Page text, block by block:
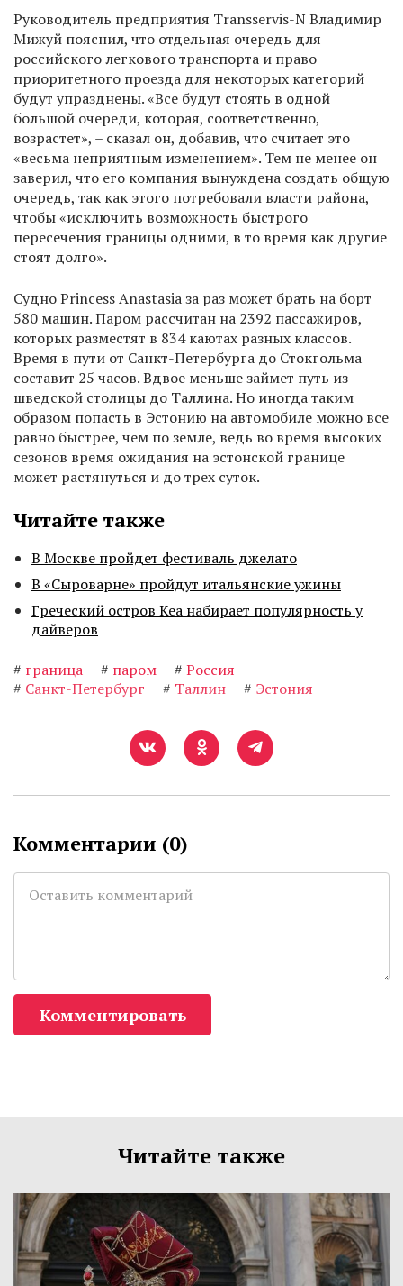
Руководитель предприятия Transservis-N Владимир
Мижуй пояснил, что отдельная очередь для
российского легкового транспорта и право
приоритетного проезда для некоторых категорий
будут упразднены. «Все будут стоять в одной
большой очереди, которая, соответственно,
возрастет», – сказал он, добавив, что считает это
«весьма неприятным изменением». Тем не менее он
заверил, что его компания вынуждена создать общую
очередь, так как этого потребовали власти района,
чтобы «исключить возможность быстрого
пересечения границы одними, в то время как другие
стоят долго».
Судно Princess Anastasia за раз может брать на борт
580 машин. Паром рассчитан на 2392 пассажиров,
которых разместят в 834 каютах разных классов.
Время в пути от Санкт-Петербурга до Стокгольма
составит 25 часов. Вдвое меньше займет путь из
шведской столицы до Таллина. Но иногда таким
образом попасть в Эстонию на автомобиле можно все
равно быстрее, чем по земле, ведь во время высоких
сезонов время ожидания на эстонской границе
может растянуться и до трех суток.
Читайте также
В Москве пройдет фестиваль джелато
В «Сыроварне» пройдут итальянские ужины
Греческий остров Кеа набирает популярность у
дайверов
# граница # паром # Россия
# Санкт-Петербург # Таллин # Эстония
Комментарии (0)
Комментировать
Читайте также